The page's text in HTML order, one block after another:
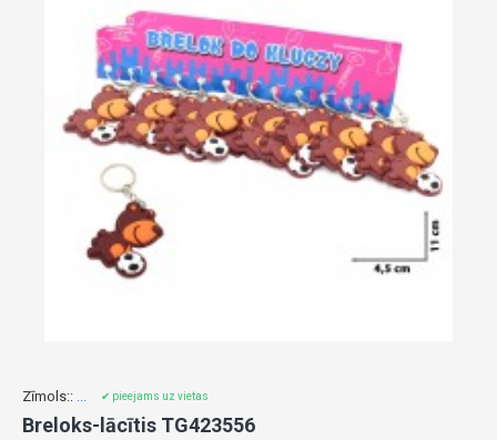
Zīmols:: ... ✔ pieejams uz vietas
Breloks-lācītis TG423556